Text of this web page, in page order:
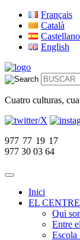
Français
Català
Castellano
English
Cuatro culturas,
977 77 19 17
977 30 03 64
Inici
EL CENTRE
Qui
Entre
Escola